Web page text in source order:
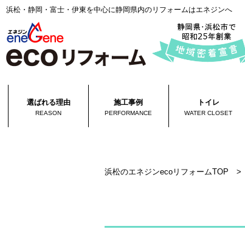
浜松・静岡・富士・伊東を中心に静岡県内のリフォームはエネジンへ
選ばれる理由
REASON
施工事例
PERFORMANCE
トイレ
WATER CLOSET
浜松のエネジンecoリフォームTOP >